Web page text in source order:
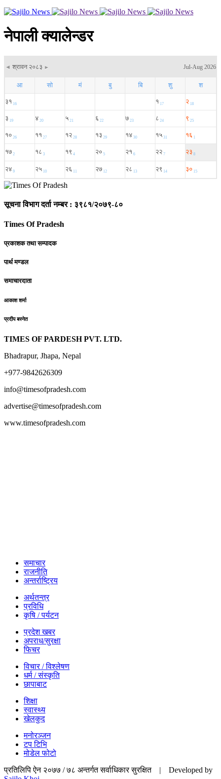
नेपाली क्यालेन्डर
सूचना विभाग दर्ता नम्बर : ३९८१/२०७९-८०
Times Of Pradesh
प्रकाशक तथा सम्पादक
पार्थ मण्डल
समाचारदाता
आकाश शर्मा
प्रदीप बस्नेत
TIMES OF PARDESH PVT. LTD.
Bhadrapur, Jhapa, Nepal
+977-9842626309
info@timesofpradesh.com
advertise@timesofpradesh.com
www.timesofpradesh.com
समाचार
राजनीति
अन्तर्राष्ट्रिय
अर्थतन्त्र
प्रविधि
कृषि / पर्यटन
प्रदेश खबर
अपराध/सुरक्षा
फिचर
विचार / विश्लेषण
धर्म / संस्कृति
छापाबाट
शिक्षा
स्वास्थ्य
खेलकुद
मनोरञ्जन
टप टिभि
मोडेल फोटो
प्रतिलिपि ऐन २०७७ / ७८ अन्तर्गत सर्वाधिकार सुरक्षित | Developed by